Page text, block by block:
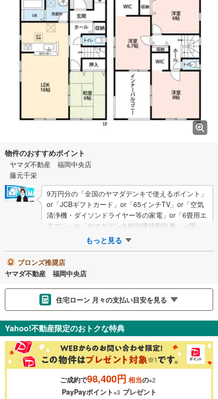
物件のおすすめポイント
ヤマダ不動産 福岡中央店
藤元千栄
9万円分の「全国のヤマダデンキで使えるポイント」
or「JCBギフトカード」or「65インチTV」or「空気
清浄機・ダイソンドライヤー等の家電」or「6畳用エ
アコン」or「ヤマダデンキ特別優待割引券」≪限定1
品≫プレゼント※PayP…
もっと見る
ブロンズ推奨店
ヤマダ不動産 福岡中央店
住宅ローン 月々の支払い目安を見る
金利 ％
0.01%
Yahoo!不動産限定のおトクな特典
ご成約で98,400円 相当の※2
PayPayポイント※3 プレゼント